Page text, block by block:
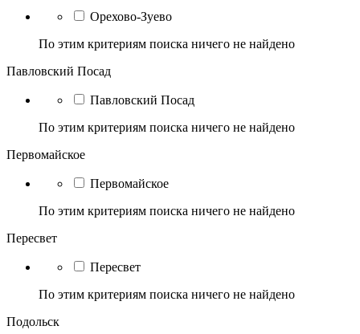
Орехово-Зуево
По этим критериям поиска ничего не найдено
Павловский Посад
Павловский Посад
По этим критериям поиска ничего не найдено
Первомайское
Первомайское
По этим критериям поиска ничего не найдено
Пересвет
Пересвет
По этим критериям поиска ничего не найдено
Подольск